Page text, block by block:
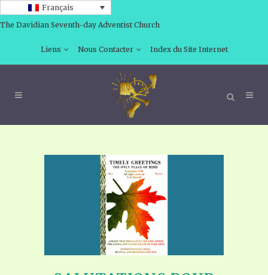
Français
The Davidian Seventh-day Adventist Church
Liens Nous Contacter Index du Site Internet